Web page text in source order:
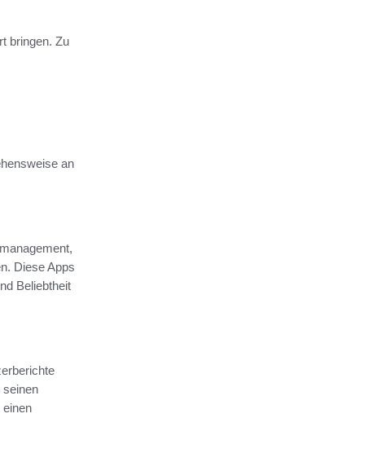
bringen. Zu
an
Diese Apps
Beliebtheit
seinen
einen